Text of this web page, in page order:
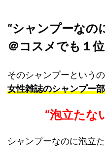
“シャンプーなの
＠コスメでも１位
そのシャンプーというの
女性雑誌のシャンプー
“泡立たな
シャンプーなのに泡立